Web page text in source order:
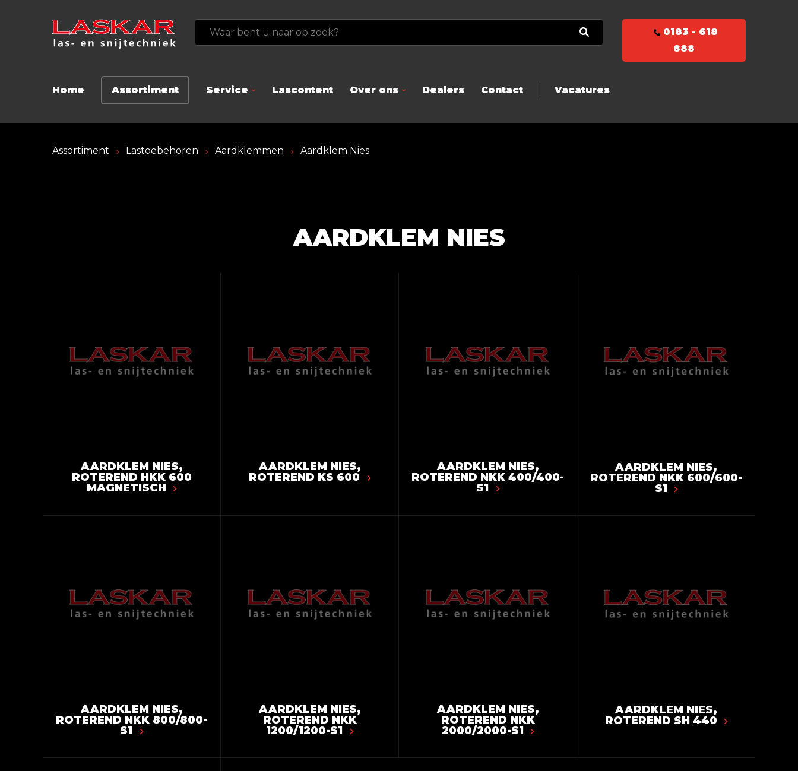
0183 - 618
888
Home Assortiment Service Lascontent Over ons Dealers Contact Vacatures
Assortiment Lastoebehoren Aardklemmen Aardklem Nies
AARDKLEM NIES
AARDKLEM NIES,
ROTEREND HKK 600
MAGNETISCH
AARDKLEM NIES,
ROTEREND KS 600
AARDKLEM NIES,
ROTEREND NKK 400/400-
S1
AARDKLEM NIES,
ROTEREND NKK 600/600-
S1
AARDKLEM NIES,
ROTEREND NKK 800/800-
S1
AARDKLEM NIES,
ROTEREND NKK
1200/1200-S1
AARDKLEM NIES,
ROTEREND NKK
2000/2000-S1
AARDKLEM NIES,
ROTEREND SH 440